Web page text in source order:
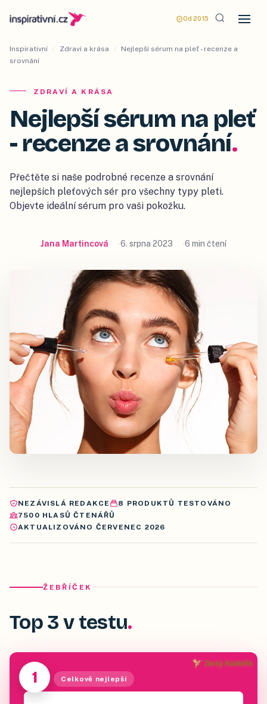
Od 2015
Inspirativní / Zdraví a krása /
Nejlepší sérum na pleť - recenze a
srovnání
ZDRAVÍ A KRÁSA
Nejlepší sérum na pleť
- recenze a srovnání.
Přečtěte si naše podrobné recenze a srovnání
nejlepších pleťových sér pro všechny typy pleti.
Objevte ideální sérum pro vaši pokožku.
Jana Martincová 6. srpna 2023 6 min čtení
NEZÁVISLÁ REDAKCE 8 PRODUKTŮ TESTOVÁNO
7500 HLASŮ ČTENÁŘŮ
AKTUALIZOVÁNO ČERVENEC 2026
ŽEBŘÍČEK
Top 3 v testu
1
Zlatý Kolibřík
Celkově nejlepší